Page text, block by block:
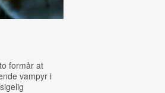
formår at
vampyr i